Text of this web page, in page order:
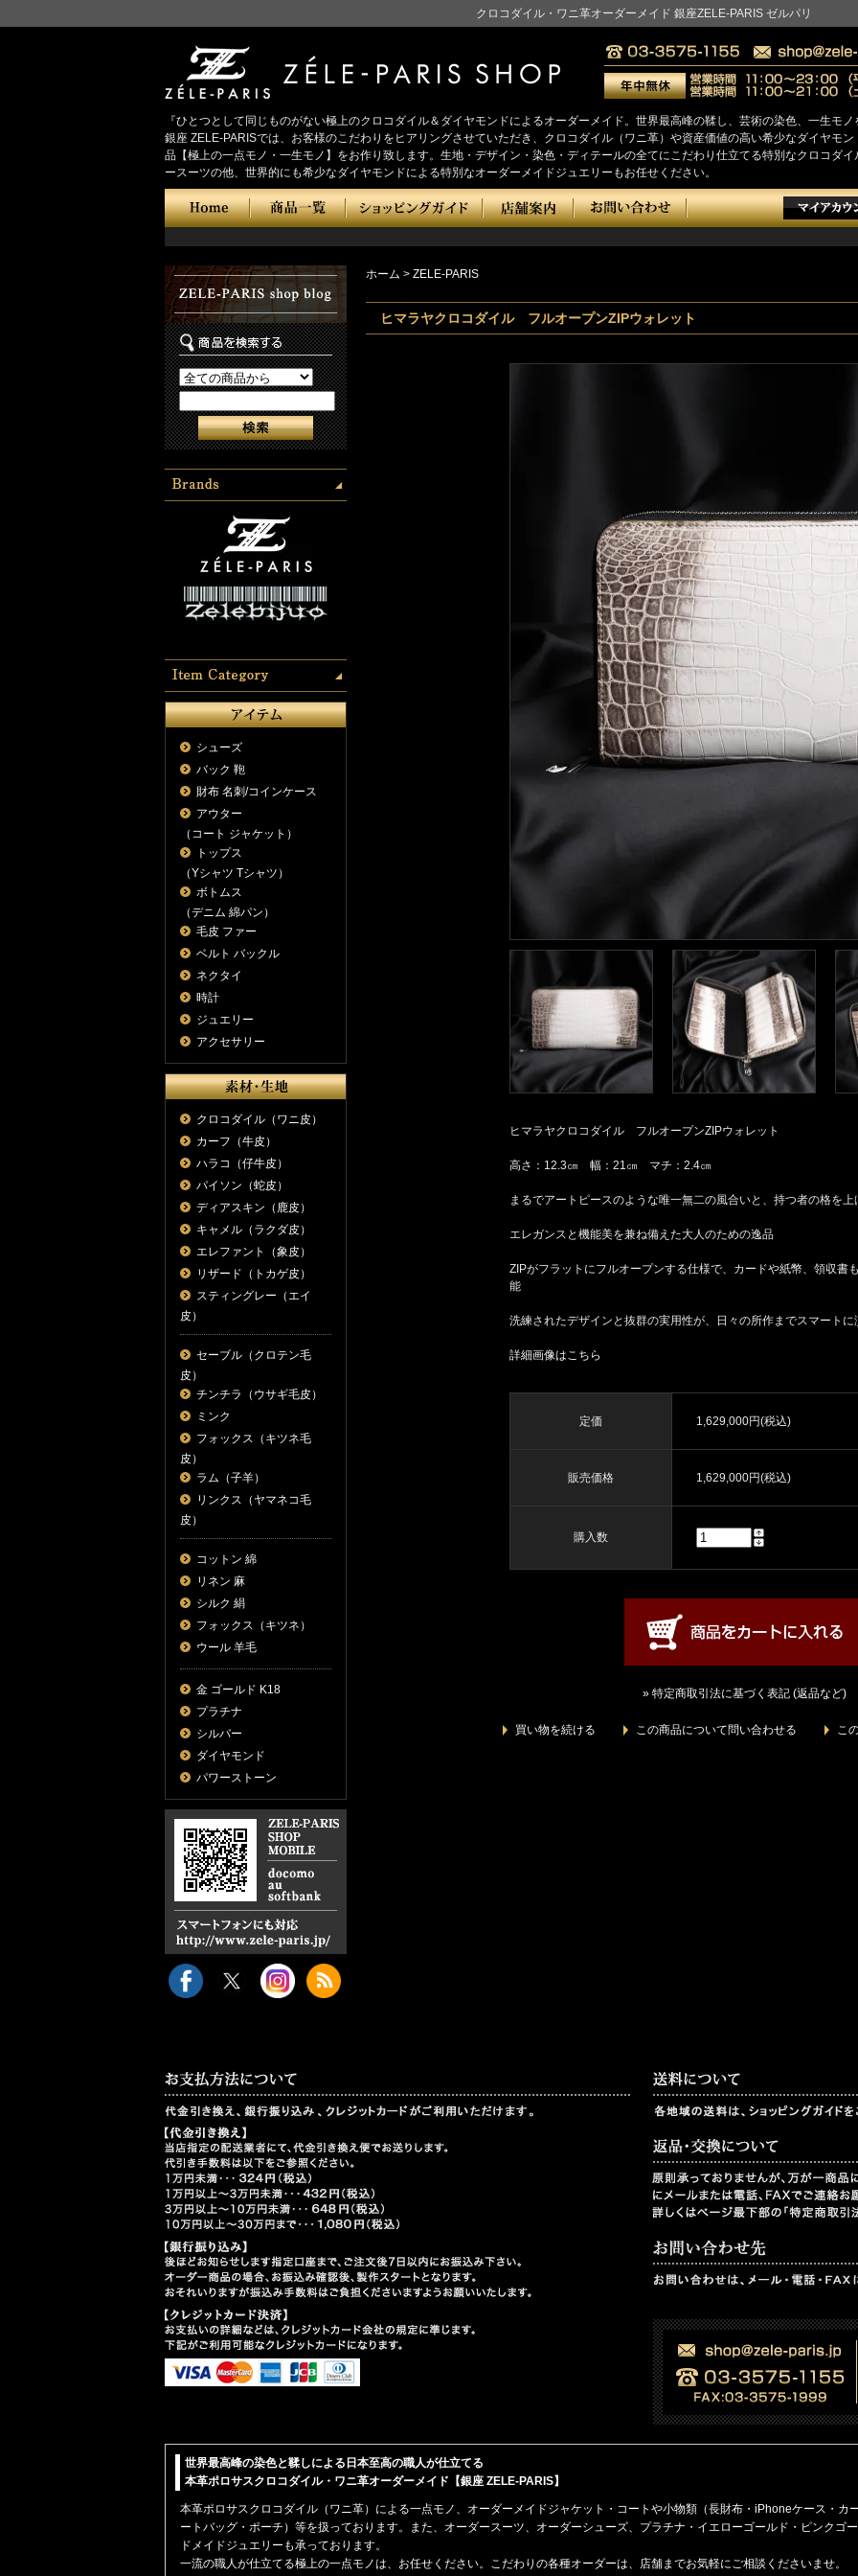
クロコダイル・ワニ革オーダーメイド 銀座ZELE-PARIS ゼルパリ
『ひとつとして同じものがない極上のクロコダイル＆ダイヤモンドによるオーダーメイド。世界最高峰の鞣し、芸術の染色、一生モノ
銀座 ZELE-PARISでは、お客様のこだわりをヒアリングさせていただき、クロコダイル（ワニ革）や資産価値の高い希少なダイヤモ
品【極上の一点モノ・一生モノ】をお作り致します。生地・デザイン・染色・ディテールの全てにこだわり仕立てる特別なクロコダ
ースーツの他、世界的にも希少なダイヤモンドによる特別なオーダーメイドジュエリーもお任せください。
ホーム > ZELE-PARIS
ヒマラヤクロコダイル フルオープンZIPウォレット
ヒマラヤクロコダイル フルオープンZIPウォレット
高さ：12.3㎝ 幅：21㎝ マチ：2.4㎝
まるでアートピースのような唯一無二の風合いと、持つ者の格を上
エレガンスと機能美を兼ね備えた大人のための逸品
ZIPがフラットにフルオープンする仕様で、カードや紙幣、領収書
能
洗練されたデザインと抜群の実用性が、日々の所作までスマートに
詳細画像はこちら
定価 1,629,000円(税込)
販売価格 1,629,000円(税込)
購入数
» 特定商取引法に基づく表記 (返品など)
買い物を続ける この商品について問い合わせる こ
シューズ
バック 鞄
財布 名刺/コインケース
アウター
（コート ジャケット）
トップス
（Yシャツ Tシャツ）
ボトムス
（デニム 綿パン）
毛皮 ファー
ベルト バックル
ネクタイ
時計
ジュエリー
アクセサリー
クロコダイル（ワニ皮）
カーフ（牛皮）
ハラコ（仔牛皮）
パイソン（蛇皮）
ディアスキン（鹿皮）
キャメル（ラクダ皮）
エレファント（象皮）
リザード（トカゲ皮）
スティングレー（エイ
皮）
セーブル（クロテン毛
皮）
チンチラ（ウサギ毛皮）
ミンク
フォックス（キツネ毛
皮）
ラム（子羊）
リンクス（ヤマネコ毛
皮）
コットン 綿
リネン 麻
シルク 絹
フォックス（キツネ）
ウール 羊毛
金 ゴールド K18
プラチナ
シルバー
ダイヤモンド
パワーストーン
世界最高峰の染色と鞣しによる日本至高の職人が仕立てる
本革ポロサスクロコダイル・ワニ革オーダーメイド【銀座 ZELE-PARIS】
本革ポロサスクロコダイル（ワニ革） による一点モノ、 オーダーメイドジャケット・コート や小物類（長財布・iPhoneケース・カ
ートバッグ・ポーチ） 等を扱っております。また、オーダースーツ、オーダーシューズ、プラチナ・イエローゴールド・ピンクゴ
ドメイドジュエリーも承っております。
一流の職人が仕立てる極上の一点モノは、お任せください。こだわりの各種オーダーは、店舗までお気軽にご相談くださいませ。